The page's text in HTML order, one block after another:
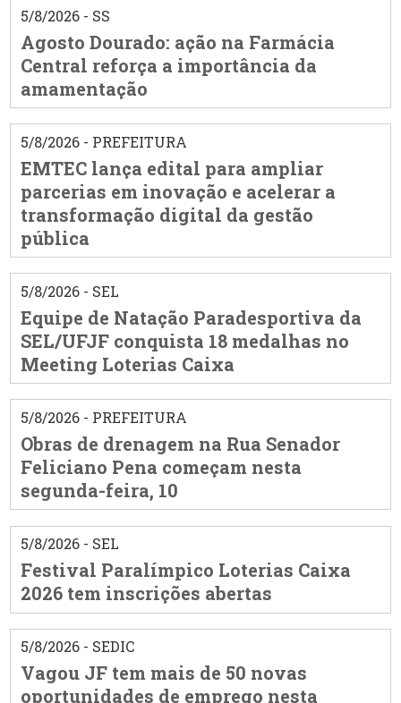
5/8/2026 - SS
Agosto Dourado: ação na Farmácia
Central reforça a importância da
amamentação
5/8/2026 - PREFEITURA
EMTEC lança edital para ampliar
parcerias em inovação e acelerar a
transformação digital da gestão
pública
5/8/2026 - SEL
Equipe de Natação Paradesportiva da
SEL/UFJF conquista 18 medalhas no
Meeting Loterias Caixa
5/8/2026 - PREFEITURA
Obras de drenagem na Rua Senador
Feliciano Pena começam nesta
segunda-feira, 10
5/8/2026 - SEL
Festival Paralímpico Loterias Caixa
2026 tem inscrições abertas
5/8/2026 - SEDIC
Vagou JF tem mais de 50 novas
oportunidades de emprego nesta